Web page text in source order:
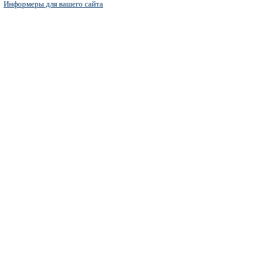
Информеры для вашего сайта